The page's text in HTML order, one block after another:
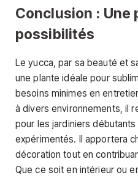
Conclusion : Une
possibilités
Le yucca, par sa beauté et
une plante idéale pour
besoins minimes en
à divers environnements, il
pour les jardiniers
expérimentés. Il apportera
décoration tout en
Que ce soit en intérieur ou